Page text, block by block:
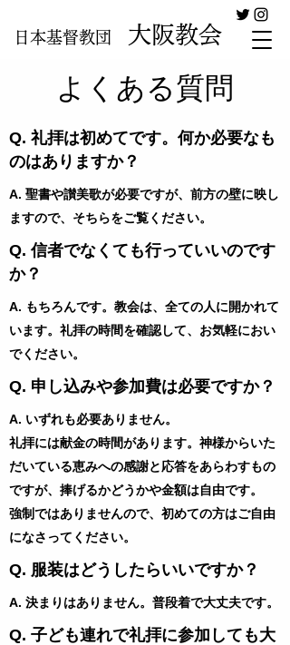
日本基督教団 大阪教会
よくある質問
Q. 礼拝は初めてです。何か必要なも
のはありますか？
A. 聖書や讃美歌が必要ですが、前方の壁に映し
ますので、そちらをご覧ください。
Q. 信者でなくても行っていいのです
か？
A. もちろんです。教会は、全ての人に開かれて
います。礼拝の時間を確認して、お気軽におい
でください。
Q. 申し込みや参加費は必要ですか？
A. いずれも必要ありません。
礼拝には献金の時間があります。神様からいた
だいている恵みへの感謝と応答をあらわすもの
ですが、捧げるかどうかや金額は自由です。
強制ではありませんので、初めての方はご自由
になさってください。
Q. 服装はどうしたらいいですか？
A. 決まりはありません。普段着で大丈夫です。
Q. 子ども連れで礼拝に参加しても大